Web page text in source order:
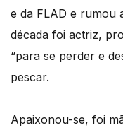
e da FLAD e rumou
década foi actriz,
“para se perder e
pescar.
Apaixonou-se, foi